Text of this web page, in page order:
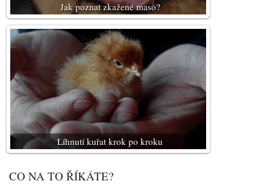
Jak poznat zkažené maso?
Líhnutí kuřat krok po kroku
CO NA TO ŘÍKÁTE?